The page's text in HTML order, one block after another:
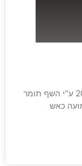
רשת Cremerie De L'eclair הוקמה בשנת 2016 ע"י השף תומר
כאש